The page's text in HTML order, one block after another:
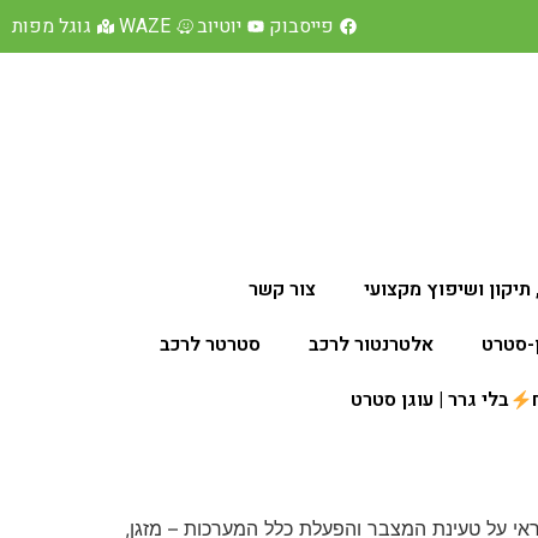
פייסבוק יוטיוב WAZE גוגל מפות
ושיפוץ מקצועי
צור קשר
סטרט
אלטרנטור לרכב
סטרטר לרכב
בלי גרר | עוגן סטרט
ואחראי על טעינת המצבר והפעלת כלל המערכות – מזגן,